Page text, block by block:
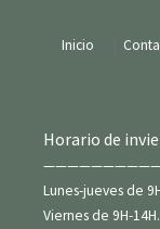
Inicio |
Horario de
Lunes-jueves de
Viernes de 9H-14H.